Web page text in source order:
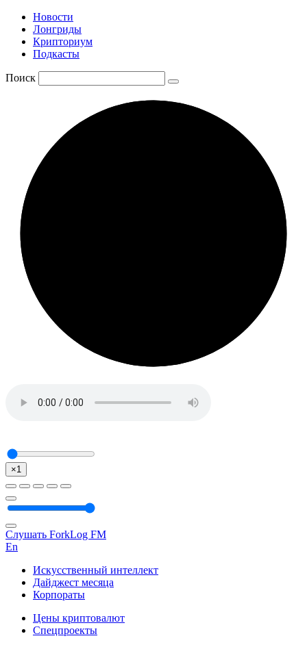
Новости
Лонгриды
Крипториум
Подкасты
Поиск
×1
Слушать ForkLog FM
En
Искусственный интеллект
Дайджест месяца
Корпораты
Цены криптовалют
Спецпроекты